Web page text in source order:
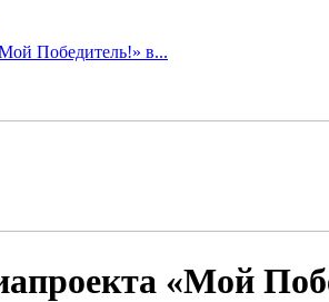
Победитель!» в...
«Мой